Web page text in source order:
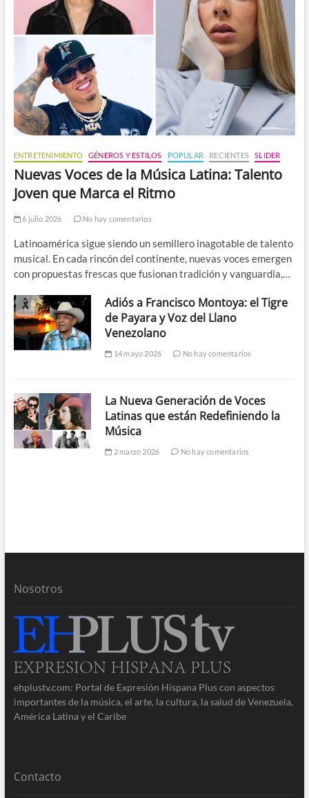
ENTRETENIMIENTO GÉNEROS Y ESTILOS POPULAR RECIENTES SLIDER
Nuevas Voces de la Música Latina: Talento
Joven que Marca el Ritmo
6 julio 2026 No hay comentarios
Latinoamérica sigue siendo un semillero inagotable de talento
musical. En cada rincón del continente, nuevas voces emergen
con propuestas frescas que fusionan tradición y vanguardia,…
Adiós a Francisco Montoya: el Tigre
de Payara y Voz del Llano
Venezolano
14 mayo 2026 No hay comentarios
La Nueva Generación de Voces
Latinas que están Redefiniendo la
Música
2 marzo 2026 No hay comentarios
Nosotros
ehplustv.com: Portal de Expresión Hispana Plus con aspectos
importantes de la música, el arte, la cultura, la salud de Venezuela,
América Latina y el Caribe
Contacto